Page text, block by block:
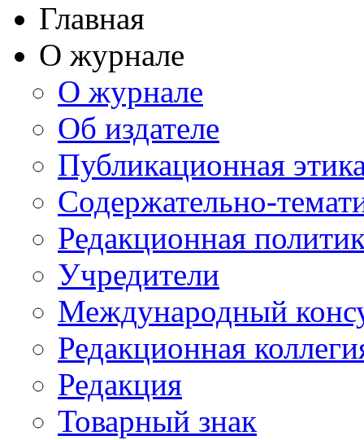
Главная
О журнале
О журнале
Об издателе
Публикационная
Содержательно-
Редакционная
Учредители
Международный
Редакционная
Редакция
Товарный знак